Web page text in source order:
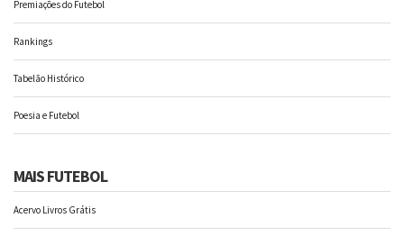
Premiações do Futebol
Rankings
Tabelão Histórico
Poesia e Futebol
MAIS FUTEBOL
Acervo Livros Grátis